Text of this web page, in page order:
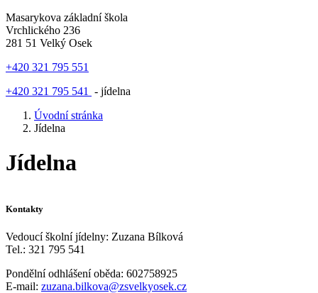
Masarykova základní škola
Vrchlického 236
281 51 Velký Osek
+420 321 795 551
+420 321 795 541
- jídelna
Úvodní stránka
Jídelna
Jídelna
Kontakty
Vedoucí školní jídelny: Zuzana Bílková
Tel.: 321 795 541
Pondělní odhlášení oběda: 602758925
E-mail: zuzana.bilkova@zsvelkyosek.cz